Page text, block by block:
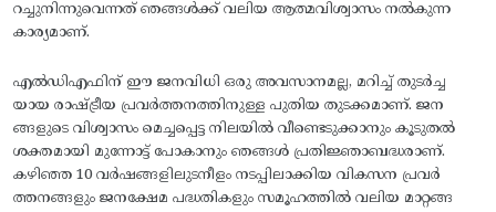
റച്ചുനിന്നുവെന്നത് ഞങ്ങൾക്ക് വലിയ ആത്മവിശ്വാസം നൽകുന്ന
കാര്യമാണ്.
എൽഡിഎഫിന് ഈ ജനവിധി ഒരു അവസാനമല്ല, മറിച്ച് തുടർച്ച
യായ രാഷ്ട്രീയ പ്രവർത്തനത്തിനുള്ള പുതിയ തുടക്കമാണ്. ജന
ങ്ങളുടെ വിശ്വാസം മെച്ചപ്പെട്ട നിലയിൽ വീണ്ടെടുക്കാനും കൂടുതൽ
ശക്തമായി മുന്നോട്ട് പോകാനും ഞങ്ങൾ പ്രതിജ്ഞാബദ്ധരാണ്.
കഴിഞ്ഞ 10 വർഷങ്ങളിലുടനീളം നടപ്പിലാക്കിയ വികസന പ്രവർ
ത്തനങ്ങളും ജനക്ഷേമ പദ്ധതികളും സമൂഹത്തിൽ വലിയ മാറ്റങ്ങ